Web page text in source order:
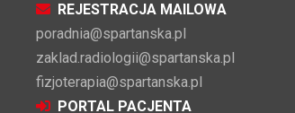
REJESTRACJA MAILOWA
poradnia@spartanska.pl
zaklad.radiologii@spartanska.pl
fizjoterapia@spartanska.pl
PORTAL PACJENTA